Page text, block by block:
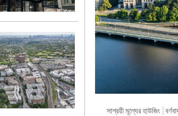
সাশ্রয়ী মূল্যের হাউজিং